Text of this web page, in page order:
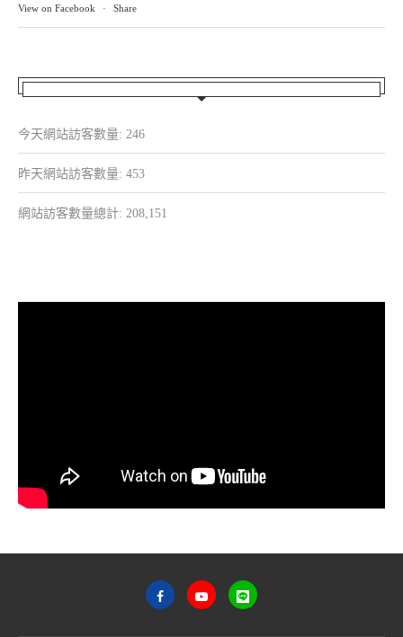
View on Facebook · Share
今天網站訪客數量: 246
昨天網站訪客數量: 453
網站訪客數量總計: 208,151